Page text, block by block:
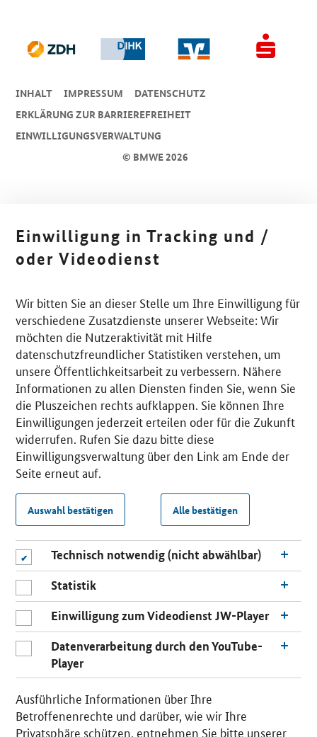
© BMWE 2026
INHALT IMPRESSUM
DA­TEN­SCHUTZ
ERKLÄRUNG ZUR BARRIEREFREIHEIT
EINWILLIGUNGSVERWALTUNG
Einwilligung in Tracking und /
oder Videodienst
Wir bitten Sie an dieser Stelle um Ihre Einwilligung für
verschiedene Zusatzdienste unserer Webseite: Wir
möchten die Nutzeraktivität mit Hilfe
datenschutzfreundlicher Statistiken verstehen, um
unsere Öffentlichkeitsarbeit zu verbessern. Nähere
Informationen zu allen Diensten finden Sie, wenn Sie
die Pluszeichen rechts aufklappen. Sie können Ihre
Einwilligungen jederzeit erteilen oder für die Zukunft
widerrufen. Rufen Sie dazu bitte diese
Einwilligungsverwaltung über den Link am Ende der
Seite erneut auf.
Auswahl bestätigen Alle bestätigen
Technisch notwendig (nicht abwählbar)
Statistik
Einwilligung zum Videodienst JW-Player
Datenverarbeitung durch den YouTube-
Player
Ausführliche Informationen über Ihre
Betroffenenrechte und darüber, wie wir Ihre
Privatsphäre schützen, entnehmen Sie bitte unserer